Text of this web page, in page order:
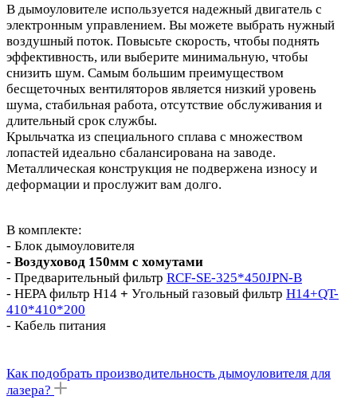
В дымоуловителе используется надежный двигатель с
электронным управлением. Вы можете выбрать нужный
воздушный поток. Повысьте скорость, чтобы поднять
эффективность, или выберите минимальную, чтобы
снизить шум. Самым большим преимуществом
бесщеточных вентиляторов является низкий уровень
шума, стабильная работа, отсутствие обслуживания и
длительный срок службы.
Крыльчатка из специального сплава с множеством
лопастей идеально сбалансирована на заводе.
Металлическая конструкция не подвержена износу и
деформации и прослужит вам долго.
В комплекте:
- Блок дымоуловителя
- Воздуховод 150мм с хомутами
- Предварительный фильтр RCF-SE-325*450JPN-B
- HEPA фильтр H14 + Угольный газовый фильтр H14+QT-
410*410*200
- Кабель питания
Как подобрать производительность дымоуловителя для
лазера?